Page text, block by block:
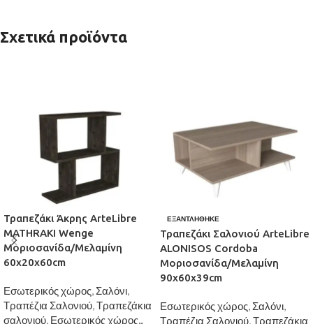
Σχετικά προϊόντα
Τραπεζάκι Άκρης ArteLibre
MATHRAKI Wenge
Μοριοσανίδα/Μελαμίνη
60x20x60cm
Εσωτερικός χώρος, Σαλόνι,
Τραπέζια Σαλονιού,Τραπεζάκια
σαλονιού, Εσωτερικός χώρος,,
ΕΞΑΝΤΛΉΘΗΚΕ
Τραπεζάκι Σαλονιού ArteLibre
ALONISOS Cordoba
Μοριοσανίδα/Μελαμίνη
90x60x39cm
Εσωτερικός χώρος, Σαλόνι,
Τραπέζια Σαλονιού,Τραπεζάκια